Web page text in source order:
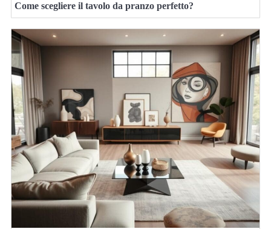
Come scegliere il tavolo da pranzo perfetto?